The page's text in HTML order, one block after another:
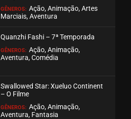
EPISÓDIO 73 (30)
GÊNEROS: Ação, Animação, Artes
Marciais, Aventura
Quanzhi Fashi – 7ª Temporada
GÊNEROS: Ação, Animação,
Aventura, Comédia
Swallowed Star: Xueluo Continent
– O Filme
GÊNEROS: Ação, Animação,
Aventura, Fantasia